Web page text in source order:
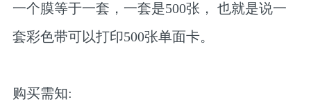
一个膜等于一套，一套是500张， 也就是说一
套彩色带可以打印500张单面卡。
购买需知: